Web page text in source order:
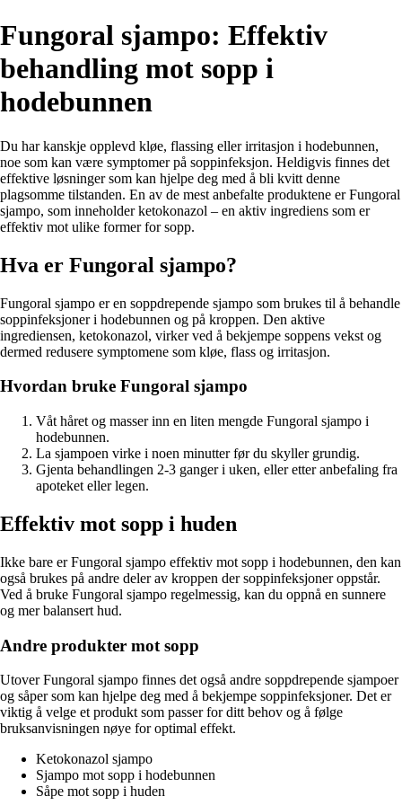
Fungoral sjampo: Effektiv
behandling mot sopp i
hodebunnen
Du har kanskje opplevd kløe, flassing eller irritasjon i hodebunnen,
noe som kan være symptomer på soppinfeksjon. Heldigvis finnes det
effektive løsninger som kan hjelpe deg med å bli kvitt denne
plagsomme tilstanden. En av de mest anbefalte produktene er Fungoral
sjampo, som inneholder ketokonazol – en aktiv ingrediens som er
effektiv mot ulike former for sopp.
Hva er Fungoral sjampo?
Fungoral sjampo er en soppdrepende sjampo som brukes til å behandle
soppinfeksjoner i hodebunnen og på kroppen. Den aktive
ingrediensen, ketokonazol, virker ved å bekjempe soppens vekst og
dermed redusere symptomene som kløe, flass og irritasjon.
Hvordan bruke Fungoral sjampo
Våt håret og masser inn en liten mengde Fungoral sjampo i
hodebunnen.
La sjampoen virke i noen minutter før du skyller grundig.
Gjenta behandlingen 2-3 ganger i uken, eller etter anbefaling fra
apoteket eller legen.
Effektiv mot sopp i huden
Ikke bare er Fungoral sjampo effektiv mot sopp i hodebunnen, den kan
også brukes på andre deler av kroppen der soppinfeksjoner oppstår.
Ved å bruke Fungoral sjampo regelmessig, kan du oppnå en sunnere
og mer balansert hud.
Andre produkter mot sopp
Utover Fungoral sjampo finnes det også andre soppdrepende sjampoer
og såper som kan hjelpe deg med å bekjempe soppinfeksjoner. Det er
viktig å velge et produkt som passer for ditt behov og å følge
bruksanvisningen nøye for optimal effekt.
Ketokonazol sjampo
Sjampo mot sopp i hodebunnen
Såpe mot sopp i huden